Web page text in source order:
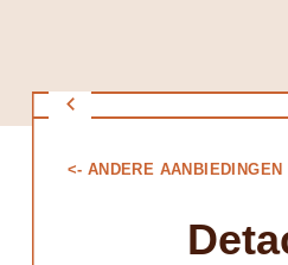
<- ANDERE AANBIEDINGEN